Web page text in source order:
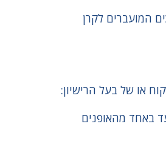
המועברים לקרן
או של בעל הרישיון:
באחד מהאופנים